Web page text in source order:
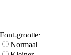
Font-grootte:
Normaal